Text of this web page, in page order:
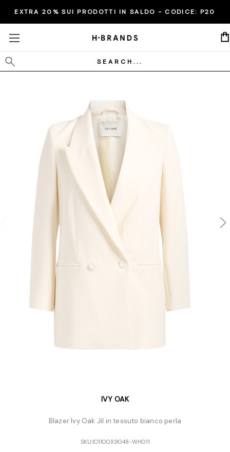
EXTRA 20% SUI PRODOTTI IN SALDO - CODICE: P20
Cerca
IVY OAK
Blazer Ivy Oak Jil in tessuto bianco perla
SKU:IO1100X9048-WH011